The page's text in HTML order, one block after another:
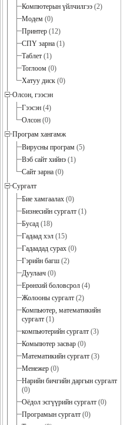
Компютерын үйлчилгээ (2)
Модем (0)
Принтер (12)
СПҮ зарна (1)
Таблет (1)
Тоглоом (0)
Хатуу диск (0)
Олсон, гээсэн
Гээсэн (4)
Олсон (0)
Програм хангамж
Вирусны програм (5)
Вэб сайт хийнэ (1)
Сайт зарна (0)
Сургалт
Бие хамгаалах (0)
Бизнесийн сургалт (1)
Бусад (18)
Гадаад хэл (15)
Гадаадад сурах (0)
Гэрийн багш (2)
Дуулаач (0)
Ерөнхий боловсрол (4)
Жолооны сургалт (2)
Компьютер, математикийн
сургалт (1)
компьютерийн сургалт (3)
Комьпютер засвар (0)
Математикийн сургалт (3)
Менежер (0)
Нарийн бичгийн даргын сургалт
(0)
Оёдол эсгүүрийн сургалт (0)
Програмын сургалт (0)